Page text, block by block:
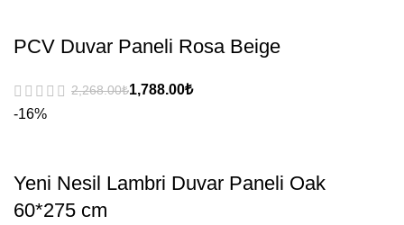
PCV Duvar Paneli Rosa Beige
₺
₺
-16%
Yeni Nesil Lambri Duvar Paneli Oak
60*275 cm